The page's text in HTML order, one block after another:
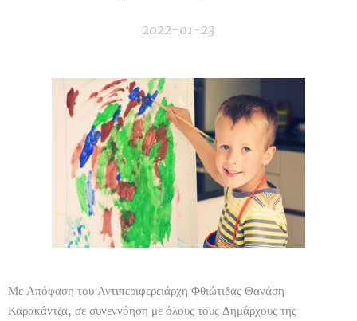
2022-01-23
Με Απόφαση του Αντιπεριφερειάρχη Φθιώτιδας Θανάση
Καρακάντζα, σε συνεννόηση με όλους τους Δημάρχους της